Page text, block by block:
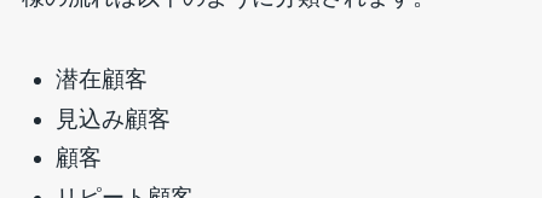
潜在顧客
見込み顧客
顧客